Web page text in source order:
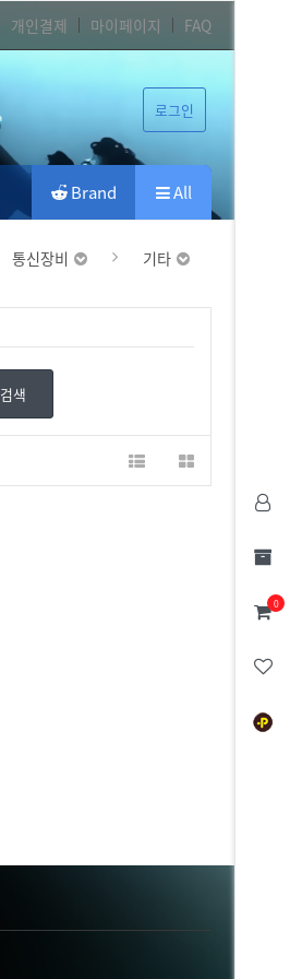
개인결제 마이페이지 FAQ
로그인
All
Brand
0
통신장비 기타
검색